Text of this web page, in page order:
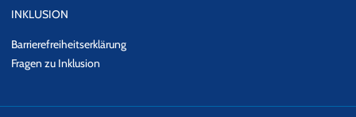
INKLUSION
Barrierefreiheitserklärung
Fragen zu Inklusion